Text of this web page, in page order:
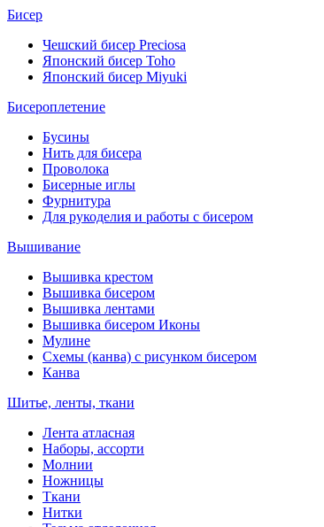
Бисер
Чешский бисер Preciosa
Японский бисер Toho
Японский бисер Miyuki
Бисероплетение
Бусины
Нить для бисера
Проволока
Бисерные иглы
Фурнитура
Для рукоделия и работы с бисером
Вышивание
Вышивка крестом
Вышивка бисером
Вышивка лентами
Вышивка бисером Иконы
Мулине
Схемы (канва) с рисунком бисером
Канва
Шитье, ленты, ткани
Лента атласная
Наборы, ассорти
Молнии
Ножницы
Ткани
Нитки